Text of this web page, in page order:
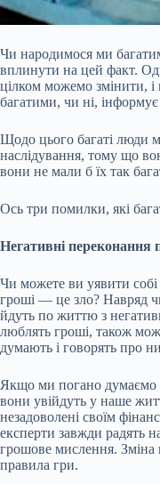
Чи народимося ми
вплинути на цей факт.
цілком можемо змінити,
багатими, чи ні,
Щодо цього багаті люди
наслідування, тому що
вони не мали б їх так
Ось три помилки, які
Негативні переконання
Чи можете ви уявити
гроші — це зло? Навряд
йдуть по життю з
люблять гроші, також
думають і говорять про
Якщо ми погано думаємо
вони увійдуть у наше
незадоволені своїм
експерти завжди радять
грошове мислення. Зміна
правила гри.